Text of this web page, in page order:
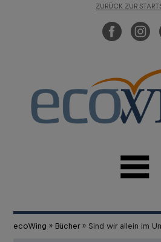
ZURÜCK ZUR
ecoWing » Bücher» Sind wir allein im